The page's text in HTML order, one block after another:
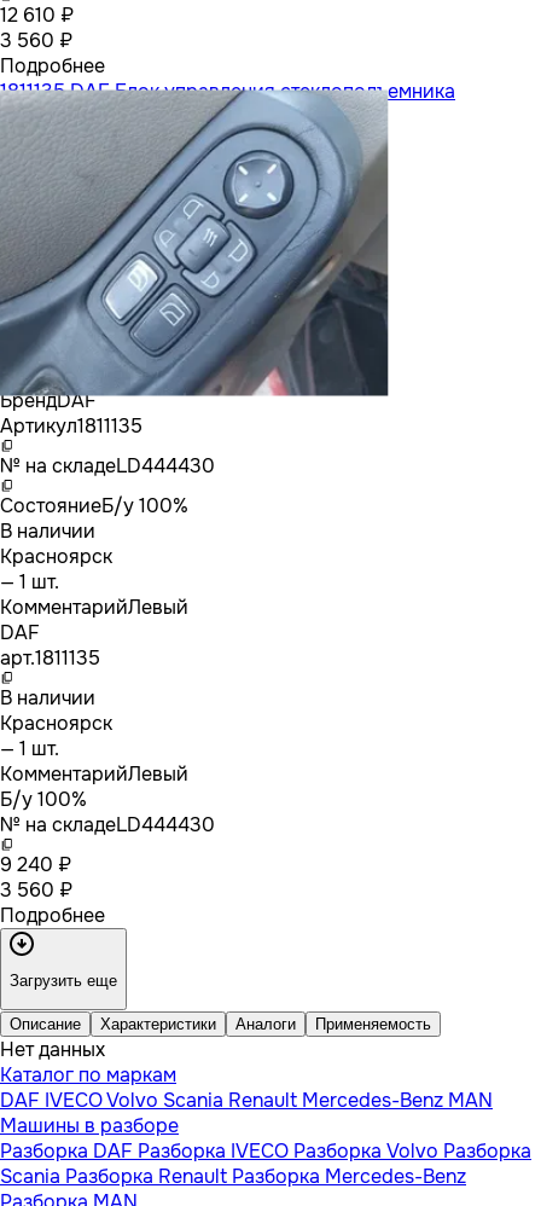
12 610 ₽
3 560 ₽
Подробнее
1811135 DAF Блок управления стеклоподъемника
БрендDAF
Артикул1811135
№ на складеLD444430
СостояниеБ/у 100%
В наличии
Красноярск
— 1 шт.
КомментарийЛевый
DAF
арт.1811135
В наличии
Красноярск
— 1 шт.
КомментарийЛевый
Б/у 100%
№ на складеLD444430
9 240 ₽
3 560 ₽
Подробнее
Загрузить еще
Описание Характеристики Аналоги Применяемость
Нет данных
Каталог по маркам
DAF IVECOVolvo Scania Renault Mercedes-Benz MAN
Машины в разборе
Разборка DAF Разборка IVECO Разборка Volvo Разборка
Scania Разборка Renault Разборка Mercedes-Benz